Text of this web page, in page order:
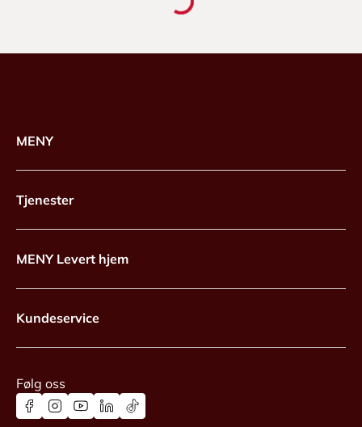
MENY
Tjenester
MENY Levert hjem
Kundeservice
Følg oss